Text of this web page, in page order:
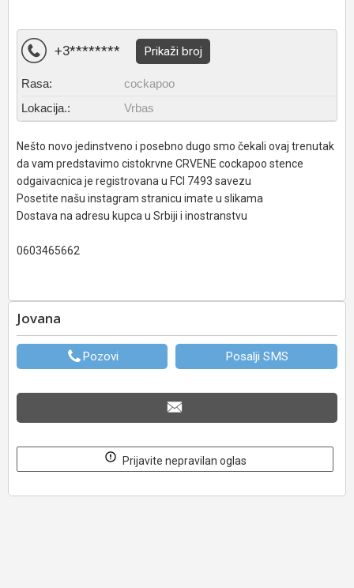
+3******** Prikaži broj
Rasa:
cockapoo
Lokacija.:
Vrbas
Nešto novo jedinstveno i posebno dugo smo čekali ovaj trenutak
da vam predstavimo cistokrvne CRVENE cockapoo stence
odgaivacnica je registrovana u FCI 7493 savezu
Posetite našu instagram stranicu imate u slikama
Dostava na adresu kupca u Srbiji i inostranstvu
0603465662
Jovana
Pozovi Posalji SMS
Prijavite nepravilan oglas